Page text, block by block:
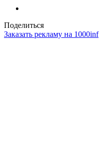
Поделиться
Заказать рекламу на 1000inf